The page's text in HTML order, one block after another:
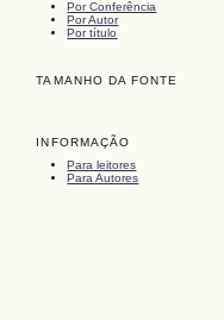
Por Conferência
Por Autor
Por título
TAMANHO DA FONTE
INFORMAÇÃO
Para leitores
Para Autores